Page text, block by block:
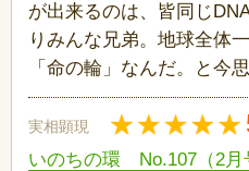
が出来るのは、皆同じ
りみんな兄弟。地球全体
「命の輪」なんだ。と今
実相顕現
いのちの環 No.107（2月